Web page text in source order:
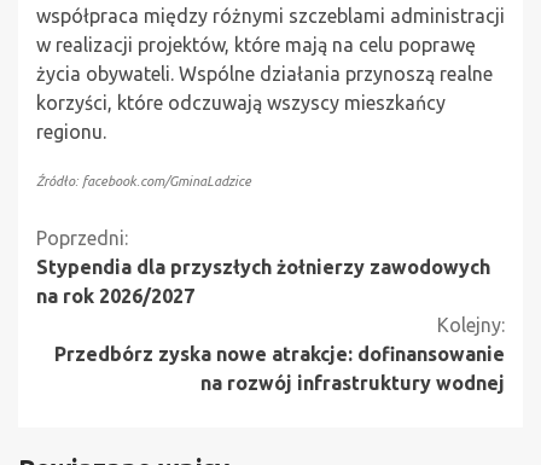
współpraca między różnymi szczeblami administracji
w realizacji projektów, które mają na celu poprawę
życia obywateli. Wspólne działania przynoszą realne
korzyści, które odczuwają wszyscy mieszkańcy
regionu.
Źródło: facebook.com/GminaLadzice
Kontynuuj
czytanie
Poprzedni:
Stypendia dla przyszłych żołnierzy zawodowych
na rok 2026/2027
Kolejny:
Przedbórz zyska nowe atrakcje: dofinansowanie
na rozwój infrastruktury wodnej